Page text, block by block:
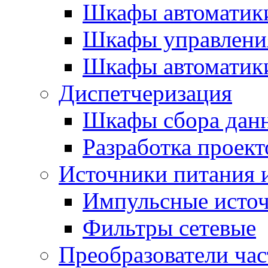
Шкафы
Шкафы
Шкафы
Диспетчеризация
Шкафы сбора
Разработка
Источники питания
Импульсные
Фильтры сетевые
Преобразователи